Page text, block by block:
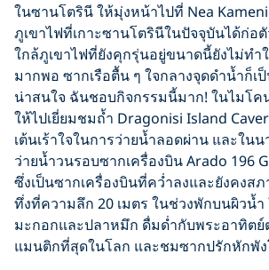
ในซานโตรินี ให้มุ่งหน้าไปที่ Nea
ภูเขาไฟที่เกาะซานโตรินีในปัจจุบันได้ก่อ
ใกล้ภูเขาไฟที่ยังคุกรุ่นอยู่ขนาดนี้ยังไม่ท
มากพอ ซากเรือตื้น ๆ ใจกลางจุดดำน้ำก็
น่าสนใจ ฉันชอบกิจกรรมนี้มาก! ในไมโค
ให้ไปเยี่ยมชมถ้ำ Dragonisi Island
เต้นเร้าใจในการว่ายน้ำลอดผ่าน และใน
ว่ายน้ำวนรอบซากเครื่องบิน Arado 196
ซึ่งเป็นซากเครื่องบินที่คว่ำลงและยังคงส
ทึ่งที่ความลึก 20 เมตร ในช่วงพักบนผิวน้ำ
มะกอกและปลาหมึก ดื่มด่ำกับพระอาทิตย์
แมนติกที่สุดในโลก และชมซากปรักหักพั